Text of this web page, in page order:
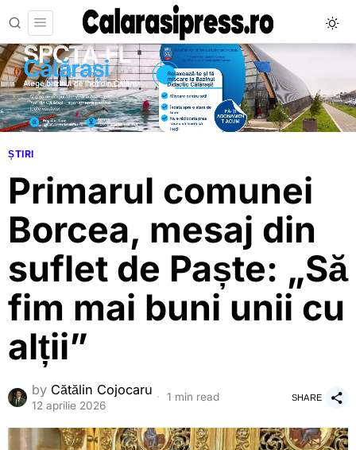
ȘTIRI
Primarul comunei
Borcea, mesaj din
suflet de Paște: „Să
fim mai buni unii cu
alții”
by Cătălin Cojocaru
12 aprilie 2026
1 min read SHARE